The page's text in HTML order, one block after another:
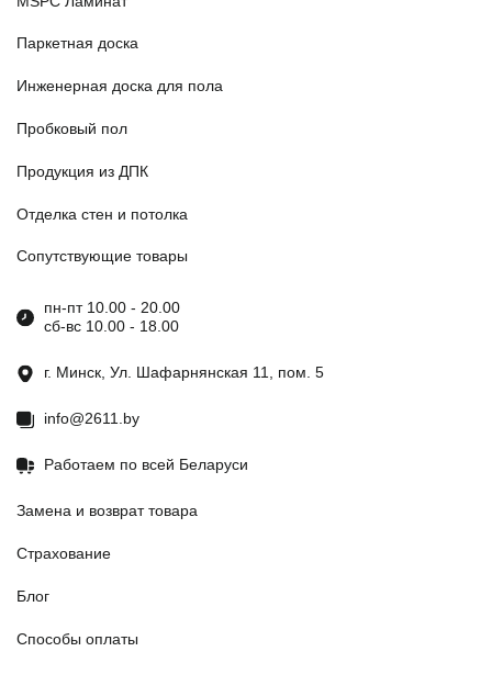
Паркетная доска
Инженерная доска для пола
Пробковый пол
Продукция из ДПК
Отделка стен и потолка
Сопутствующие товары
пн-пт 10.00 - 20.00
сб-вс 10.00 - 18.00
г. Минск, Ул. Шафарнянская 11, пом. 5
info@2611.by
Работаем по всей Беларуси
Замена и возврат товара
Страхование
Блог
Способы оплаты